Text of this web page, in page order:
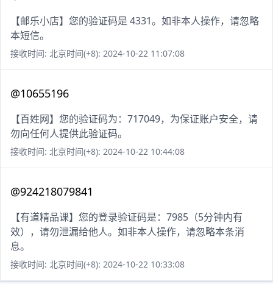
【邮乐小店】您的验证码是 4331。如非本人操作，请忽略
本短信。
接收时间: 北京时间(+8): 2024-10-22 11:07:08
@10655196
【百姓网】您的验证码为：717049，为保证账户安全，请
勿向任何人提供此验证码。
接收时间: 北京时间(+8): 2024-10-22 10:44:08
@924218079841
【有道精品课】您的登录验证码是：7985（5分钟内有
效），请勿泄漏给他人。如非本人操作，请忽略本条消
息。
接收时间: 北京时间(+8): 2024-10-22 10:33:08